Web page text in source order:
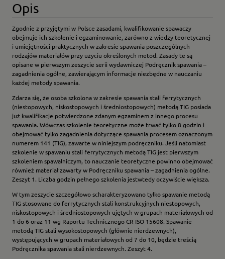
Opis
Zgodnie z przyjętymi w Polsce zasadami, kwalifikowanie spawaczy
obejmuje ich szkolenie i egzaminowanie, zarówno z wiedzy teoretycznej
i umiejętności praktycznych w zakresie spawania poszczególnych
rodzajów materiałów przy użyciu określonych metod. Zasady te są
opisane w pierwszym zeszycie serii wydawniczej Podręcznik spawania –
zagadnienia ogólne, zawierającym informacje niezbędne w nauczaniu
każdej metody spawania.
Zdarza się, że osoba szkolona w zakresie spawania stali ferrytycznych
(niestopowych, niskostopowych i średniostopowych) metodą TIG posiada
już kwalifikacje potwierdzone zdanym egzaminem z innego procesu
spawania. Wówczas szkolenie teoretyczne może trwać tylko 8 godzin i
obejmować tylko zagadnienia dotyczące spawania procesem oznaczonym
numerem 141 (TIG), zawarte w niniejszym podręczniku. Jeśli natomiast
szkolenie w spawaniu stali ferrytycznych metodą TIG jest pierwszym
szkoleniem spawalniczym, to nauczanie teoretyczne powinno obejmować
również materiał zawarty w Podręczniku spawania – zagadnienia ogólne.
Zeszyt 1. Liczba godzin pełnego szkolenia jestwtedy oczywiście większa.
W tym zeszycie szczegółowo scharakteryzowano tylko spawanie metodą
TIG stosowane do ferrytycznych stali konstrukcyjnych niestopowych,
niskostopowych i średniostopowych ujętych w grupach materiałowych od
1 do 6 oraz 11 wg Raportu Technicznego CR ISO 15608. Spawanie
metodą TIG stali wysokostopowych (głównie nierdzewnych),
występujących w grupach materiałowych od 7 do 10, będzie treścią
Podręcznika spawania stali nierdzewnych. Zeszyt 4.